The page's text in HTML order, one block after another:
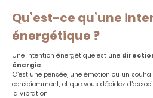
Qu’est-ce qu’une
énergétique ?
Une intention énergétique est une
énergie.
C’est une pensée, une émotion ou un
consciemment, et que vous décidez
la vibration.